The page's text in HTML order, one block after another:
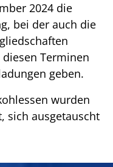
2024 die
bei der auch die
Terminen
geben.
wurden
sich ausgetauscht